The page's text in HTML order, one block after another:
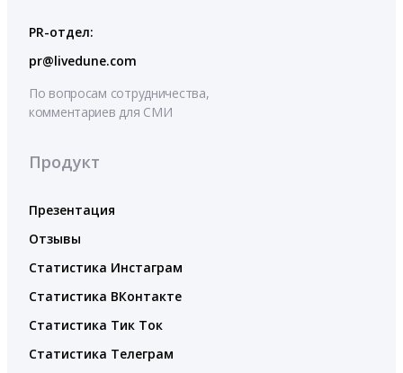
PR-отдел:
pr@livedune.com
По вопросам сотрудничества,
комментариев для СМИ
Продукт
Презентация
Отзывы
Статистика Инстаграм
Статистика ВКонтакте
Статистика Тик Ток
Статистика Телеграм